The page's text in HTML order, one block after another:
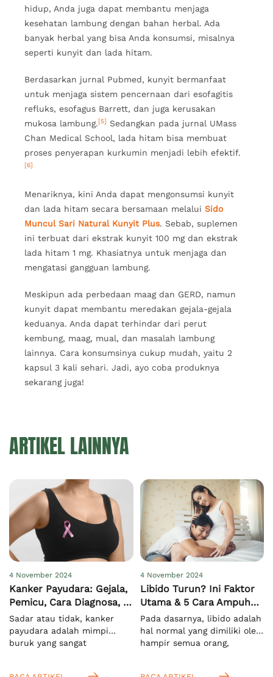
hidup, Anda juga dapat membantu menjaga
kesehatan lambung dengan bahan herbal. Ada
banyak herbal yang bisa Anda konsumsi, misalnya
seperti kunyit dan lada hitam.
Berdasarkan jurnal Pubmed, kunyit bermanfaat
untuk menjaga sistem pencernaan dari esofagitis
refluks, esofagus Barrett, dan juga kerusakan
mukosa lambung.[5] Sedangkan pada jurnal UMass
Chan Medical School, lada hitam bisa membuat
proses penyerapan kurkumin menjadi lebih efektif.
[6]
Menariknya, kini Anda dapat mengonsumsi kunyit
dan lada hitam secara bersamaan melalui Sido
Muncul Sari Natural Kunyit Plus. Sebab, suplemen
ini terbuat dari ekstrak kunyit 100 mg dan ekstrak
lada hitam 1 mg. Khasiatnya untuk menjaga dan
mengatasi gangguan lambung.
Meskipun ada perbedaan maag dan GERD, namun
kunyit dapat membantu meredakan gejala-gejala
keduanya. Anda dapat terhindar dari perut
kembung, maag, mual, dan masalah lambung
lainnya. Cara konsumsinya cukup mudah, yaitu 2
kapsul 3 kali sehari. Jadi, ayo coba produknya
sekarang juga!
ARTIKEL LAINNYA
4 November 2024
Kanker Payudara: Gejala,
Pemicu, Cara Diagnosa, &
Pengobatan
Sadar atau tidak, kanker
payudara adalah mimpi
buruk yang sangat
4 November 2024
Libido Turun? Ini Faktor
Utama & 5 Cara Ampuh
Meningkatkannya
Pada dasarnya, libido adalah
hal normal yang dimiliki oleh
hampir semua orang,